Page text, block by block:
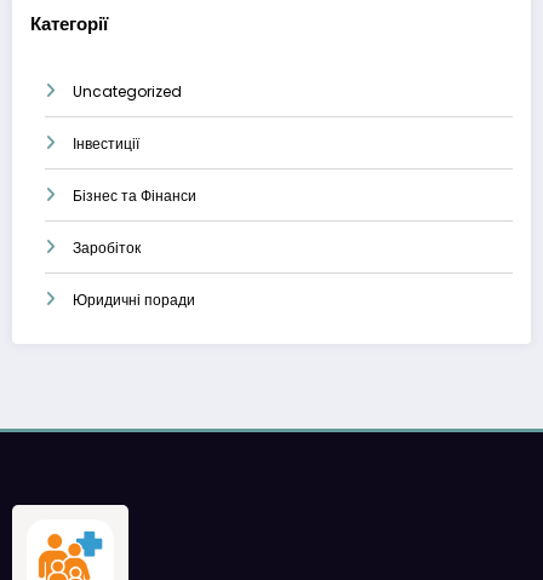
Категорії
Uncategorized
Інвестиції
Бізнес та Фінанси
Заробіток
Юридичні поради